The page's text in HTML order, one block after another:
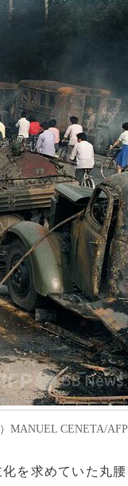
MANUEL CENETA/AFP
を求めていた丸腰